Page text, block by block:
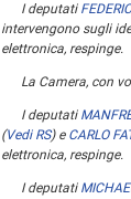
I deputati
intervengono sugli
elettronica, respinge.
La Camera, con
I deputati
(Vedi RS)e CARLO
elettronica, respinge.
I deputati